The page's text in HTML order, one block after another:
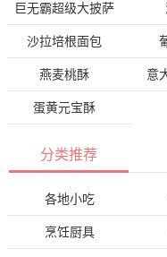
巨无霸超级大披萨
沙拉培根面包
燕麦桃酥 意
蛋黄元宝酥
分类推荐
各地小吃
烹饪厨具